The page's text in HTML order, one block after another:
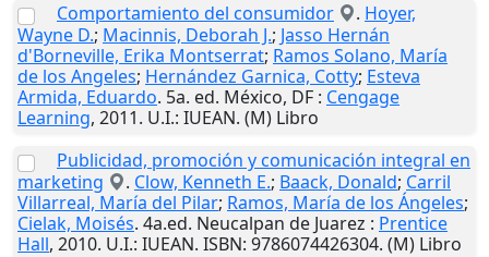
Comportamiento del consumidor
. Hoyer,
Wayne D.; Macinnis, Deborah J.; Jasso Hernán
d'Borneville, Erika Montserrat; Ramos Solano, María
de los Angeles; Hernández Garnica, Cotty; Esteva
Armida, Eduardo. 5a. ed. México, DF : Cengage
Learning, 2011. U.I.: IUEAN. (M) Libro
Publicidad, promoción y comunicación integral en
marketing
. Clow, Kenneth E.; Baack, Donald; Carril
Villarreal, María del Pilar; Ramos, María de los Ángeles;
Cielak, Moisés. 4a.ed. Neucalpan de Juarez : Prentice
Hall, 2010. U.I.: IUEAN. ISBN: 9786074426304. (M) Libro